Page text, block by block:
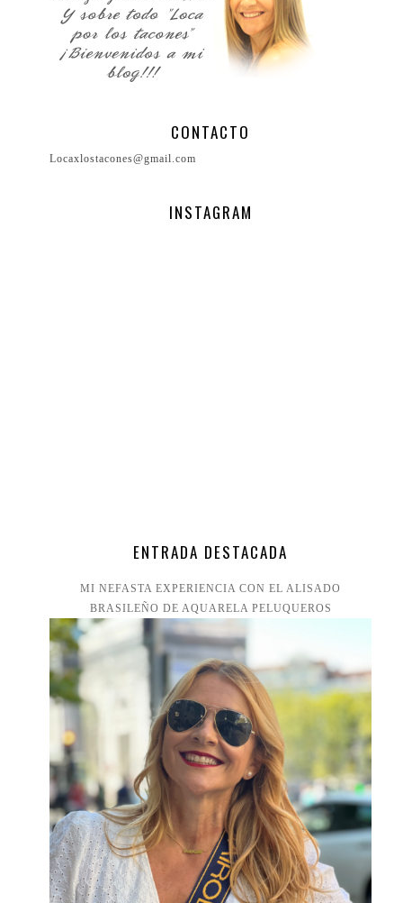
CONTACTO
Locaxlostacones@gmail.com
INSTAGRAM
ENTRADA DESTACADA
MI NEFASTA EXPERIENCIA CON EL ALISADO
BRASILEÑO DE AQUARELA PELUQUEROS